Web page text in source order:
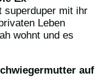
superduper mit ihr
Leben
wohnt und es
auf